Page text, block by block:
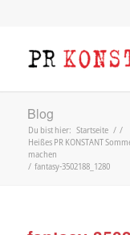
Blog
Du bist hier: Startseite / /
Heißes PR KONSTANT
machen
/ fantasy-3502188_1280